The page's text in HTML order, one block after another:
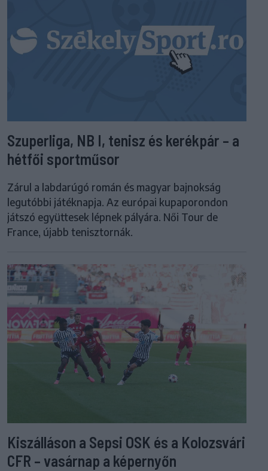
Szuperliga, NB I, tenisz és kerékpár – a
hétfői sportműsor
Zárul a labdarúgó román és magyar bajnokság
legutóbbi játéknapja. Az európai kupaporondon
játszó együttesek lépnek pályára. Női Tour de
France, újabb tenisztornák.
Kiszálláson a Sepsi OSK és a Kolozsvári
CFR – vasárnap a képernyőn